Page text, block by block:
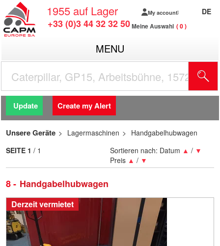
1955 auf Lager
+33 (0)3 44 32 32 50
My account
Meine Auswahl 0
DE
MENU
Update Create my Alert
Unsere Geräte Lagermaschinen Handgabelhubwagen
8 Handgabelhubwagen
Sortieren nach: Datum ▲ / ▼
Preis ▲ / ▼
SEITE 1 / 1
Derzeit vermietet